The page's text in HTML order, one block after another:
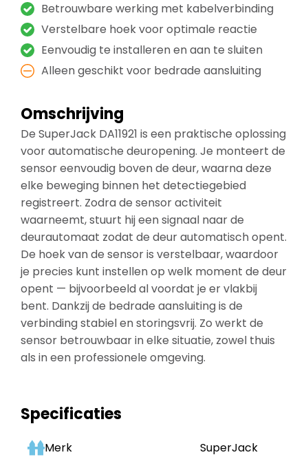
Betrouwbare werking met kabelverbinding
Verstelbare hoek voor optimale reactie
Eenvoudig te installeren en aan te sluiten
Alleen geschikt voor bedrade aansluiting
Omschrijving
De SuperJack DA11921 is een praktische oplossing
voor automatische deuropening. Je monteert de
sensor eenvoudig boven de deur, waarna deze
elke beweging binnen het detectiegebied
registreert. Zodra de sensor activiteit
waarneemt, stuurt hij een signaal naar de
deurautomaat zodat de deur automatisch opent.
De hoek van de sensor is verstelbaar, waardoor
je precies kunt instellen op welk moment de deur
opent — bijvoorbeeld al voordat je er vlakbij
bent. Dankzij de bedrade aansluiting is de
verbinding stabiel en storingsvrij. Zo werkt de
sensor betrouwbaar in elke situatie, zowel thuis
als in een professionele omgeving.
Specificaties
Merk
SuperJack